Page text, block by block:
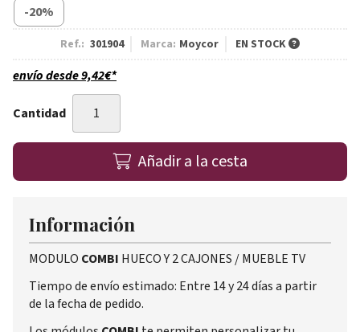
-20%
Ref.: 301904 Marca: Moycor EN STOCK
envío desde9,42€*
Cantidad
Añadir a la cesta
Información
MODULO COMBI HUECO Y 2 CAJONES / MUEBLE TV
Tiempo de envío estimado: Entre 14 y 24 días a partir
de la fecha de pedido.